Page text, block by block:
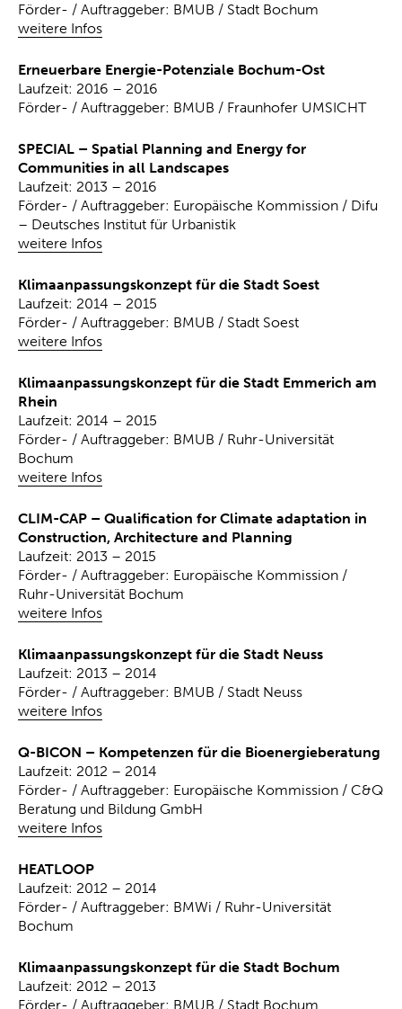
weitere Infos
Förder- / Auftraggeber: BMUB / Stadt Bochum
Erneuerbare Energie-Potenziale Bochum-Ost
Laufzeit: 2016 – 2016
Förder- / Auftraggeber: BMUB / Fraunhofer UMSICHT
SPECIAL – Spatial Planning and Energy for
Communities in all Landscapes
weitere Infos
Laufzeit: 2013 – 2016
Förder- / Auftraggeber: Europäische Kommission / Difu
– Deutsches Institut für Urbanistik
Klimaanpassungskonzept für die Stadt Soest
weitere Infos
Laufzeit: 2014 – 2015
Förder- / Auftraggeber: BMUB / Stadt Soest
Klimaanpassungskonzept für die Stadt Emmerich am
Rhein
weitere Infos
Laufzeit: 2014 – 2015
Förder- / Auftraggeber: BMUB / Ruhr-Universität
Bochum
CLIM-CAP – Qualification for Climate adaptation in
Construction, Architecture and Planning
weitere Infos
Laufzeit: 2013 – 2015
Förder- / Auftraggeber: Europäische Kommission /
Ruhr-Universität Bochum
Klimaanpassungskonzept für die Stadt Neuss
weitere Infos
Laufzeit: 2013 – 2014
Förder- / Auftraggeber: BMUB / Stadt Neuss
Q-BICON – Kompetenzen für die Bioenergieberatung
weitere Infos
Laufzeit: 2012 – 2014
Förder- / Auftraggeber: Europäische Kommission / C&Q
Beratung und Bildung GmbH
HEATLOOP
Laufzeit: 2012 – 2014
Förder- / Auftraggeber: BMWi / Ruhr-Universität
Bochum
Klimaanpassungskonzept für die Stadt Bochum
Laufzeit: 2012 – 2013
Förder- / Auftraggeber: BMUB / Stadt Bochum